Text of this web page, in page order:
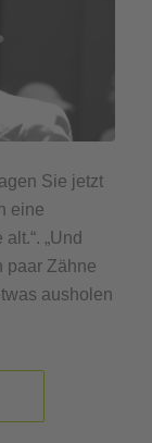
Sie jetzt
eine
„Und
paar Zähne
ausholen